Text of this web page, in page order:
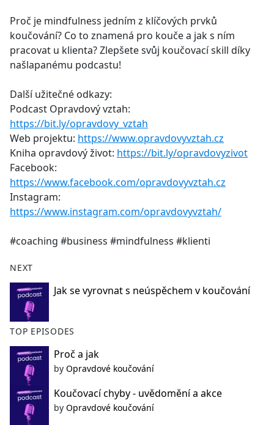
b
o
o
k
Proč je mindfulness jedním z klíčových prvků
koučování? Co to znamená pro kouče a jak s ním
pracovat u klienta? Zlepšete svůj koučovací skill díky
našlapanému podcastu!
Další užitečné odkazy:
Podcast Opravdový vztah:
https://bit.ly/opravdovy_vztah
Web projektu: https://www.opravdovyvztah.cz
Kniha opravdový život: https://bit.ly/opravdovyzivot
Facebook:
https://www.facebook.com/opravdovyvztah.cz
Instagram:
https://www.instagram.com/opravdovyvztah/
#coaching #business #mindfulness #klienti
NEXT
Jak se vyrovnat s neúspěchem v koučování
TOP EPISODES
Proč a jak
by Opravdové koučování
Koučovací chyby - uvědomění a akce
by Opravdové koučování